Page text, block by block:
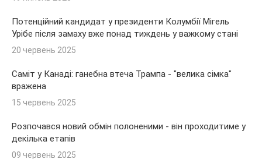
Потенційний кандидат у президенти Колумбії Мігель
Урібе після замаху вже понад тиждень у важкому стані
20 червень 2025
Саміт у Канаді: ганебна втеча Трампа - "велика сімка"
вражена
15 червень 2025
Розпочався новий обмін полоненими - він проходитиме у
декілька етапів
09 червень 2025